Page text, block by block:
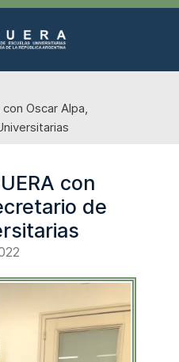
Oscar Alpa,
con
de